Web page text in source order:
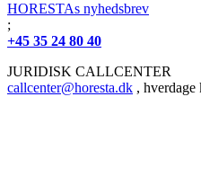
HORESTAs nyhedsbrev
;
+45 35 24 80 40
JURIDISK CALLCENTER
callcenter@horesta.dk ,